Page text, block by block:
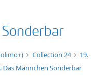
Sonderbar
Collection 24
19.
Das Männchen Sonderbar